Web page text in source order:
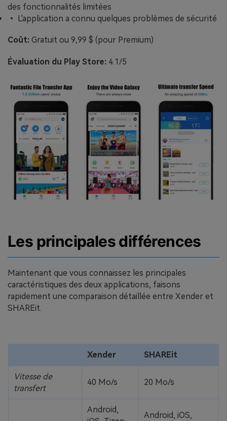
des fonctionnalités limitées
• L'application a connu quelques problèmes de sécurité
Coût: Gratuit ou 9,99 $ (pour Premium)
Évaluation du Play Store: 4.1/5
Les principales différences
Maintenant que vous connaissez les principales
caractéristiques des deux applications, faisons
rapidement une comparaison détaillée entre Xender et
SHAREit.
Xender SHAREit
Vitesse de
transfert
40 Mo/s 20 Mo/s
Android,
Android, iOS,